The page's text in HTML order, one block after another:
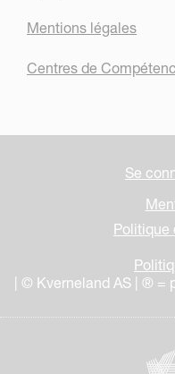
Mentions légales
Centres de
Se
Politique
| © Kverneland AS | ® =